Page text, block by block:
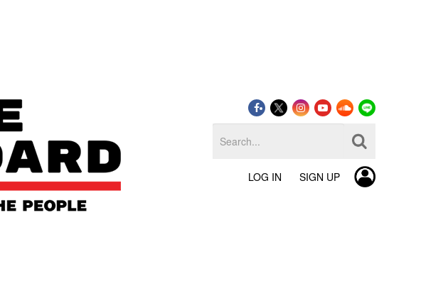
LOG IN SIGN UP